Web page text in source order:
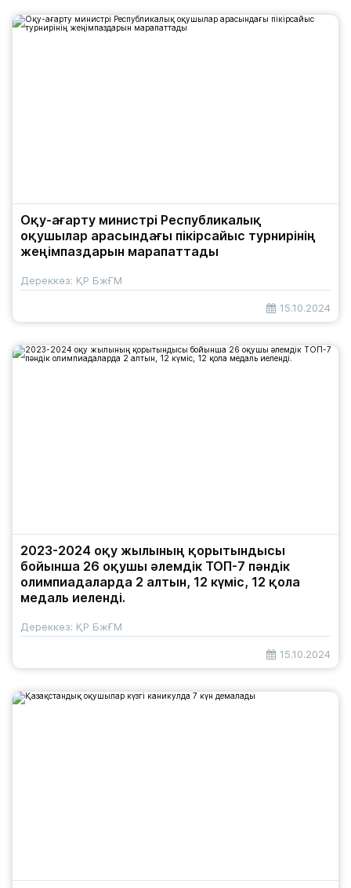
Оқу-ағарту министрі Республикалық
оқушылар арасындағы пікірсайыс турнирінің
жеңімпаздарын марапаттады
Дереккөз: ҚР БжҒМ
15.10.2024
2023-2024 оқу жылының қорытындысы
бойынша 26 оқушы әлемдік ТОП-7 пәндік
олимпиадаларда 2 алтын, 12 күміс, 12 қола
медаль иеленді.
Дереккөз: ҚР БжҒМ
15.10.2024